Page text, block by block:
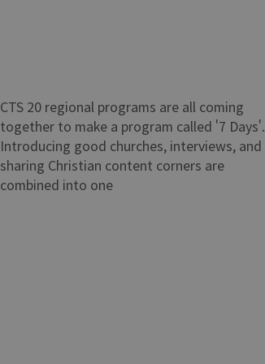
CTS 20 regional programs are all coming
together to make a program called '7 Days'.
Introducing good churches, interviews, and
sharing Christian content corners are
combined into one